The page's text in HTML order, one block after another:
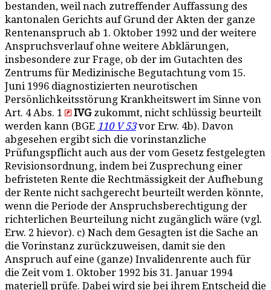
bestanden, weil nach zutreffender Auffassung des
kantonalen Gerichts auf Grund der Akten der ganze
Rentenanspruch ab 1. Oktober 1992 und der weitere
Anspruchsverlauf ohne weitere Abklärungen,
insbesondere zur Frage, ob der im Gutachten des
Zentrums für Medizinische Begutachtung vom 15.
Juni 1996 diagnostizierten neurotischen
Persönlichkeitsstörung Krankheitswert im Sinne von
Art. 4 Abs. 1
IVGzukommt, nicht schlüssig beurteilt
werden kann (BGE 110 V 53vor Erw. 4b). Davon
abgesehen ergibt sich die vorinstanzliche
Prüfungspflicht auch aus der vom Gesetz festgelegten
Revisionsordnung, indem bei Zusprechung einer
befristeten Rente die Rechtmässigkeit der Aufhebung
der Rente nicht sachgerecht beurteilt werden könnte,
wenn die Periode der Anspruchsberechtigung der
richterlichen Beurteilung nicht zugänglich wäre (vgl.
Erw. 2 hievor). c) Nach dem Gesagten ist die Sache an
die Vorinstanz zurückzuweisen, damit sie den
Anspruch auf eine (ganze) Invalidenrente auch für
die Zeit vom 1. Oktober 1992 bis 31. Januar 1994
materiell prüfe. Dabei wird sie bei ihrem Entscheid die